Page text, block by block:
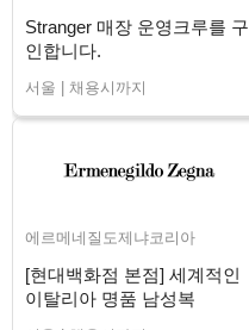
Stranger 매장 운영크루를 구
인합니다.
서울 | 채용시까지
에르메네질도제냐코리아
[현대백화점 본점] 세계적인
이탈리아 명품 남성복